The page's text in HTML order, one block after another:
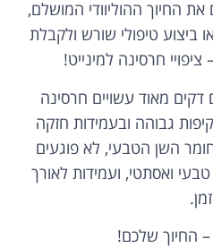
החיוך ההוליוודי המושלם,
ביצוע טיפולי שורש ולקבלת
חרסינה למינייט!
דקים מאוד עשויים חרסינה
גבוהה ובעמידות חזקה
השן הטבעי, לא פוגעים
ואסתטי, ועמידות לאורך
זמן.
– החיוך שלכם!